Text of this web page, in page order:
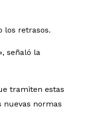
los retrasos.
señaló la
tramiten estas
nuevas normas